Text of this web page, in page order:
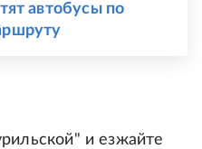
автобусы по
и езжайте